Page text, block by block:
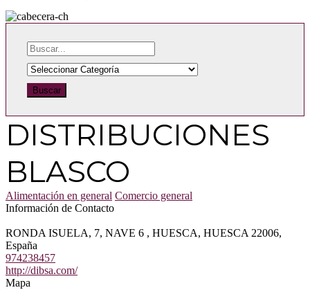
Buscar
DISTRIBUCIONES
BLASCO
Alimentación en general Comercio general
Información de Contacto
RONDA ISUELA, 7, NAVE 6 , HUESCA, HUESCA 22006,
España
974238457
http://dibsa.com/
Mapa